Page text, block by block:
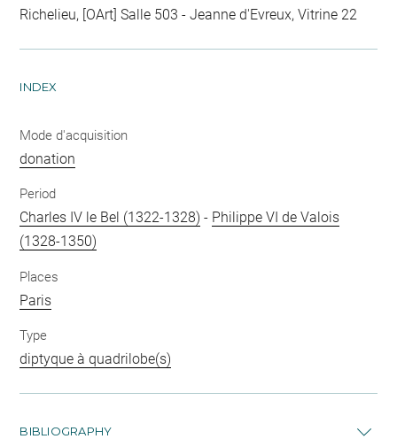
Richelieu, [OArt] Salle 503 - Jeanne d'Evreux, Vitrine 22
INDEX
Mode d'acquisition
donation
Period
Charles IV le Bel (1322-1328) - Philippe VI de Valois
(1328-1350)
Places
Paris
Type
diptyque à quadrilobe(s)
BIBLIOGRAPHY